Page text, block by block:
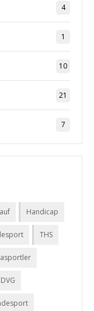
4
1
10
21
7
Handicap
THS
DVG